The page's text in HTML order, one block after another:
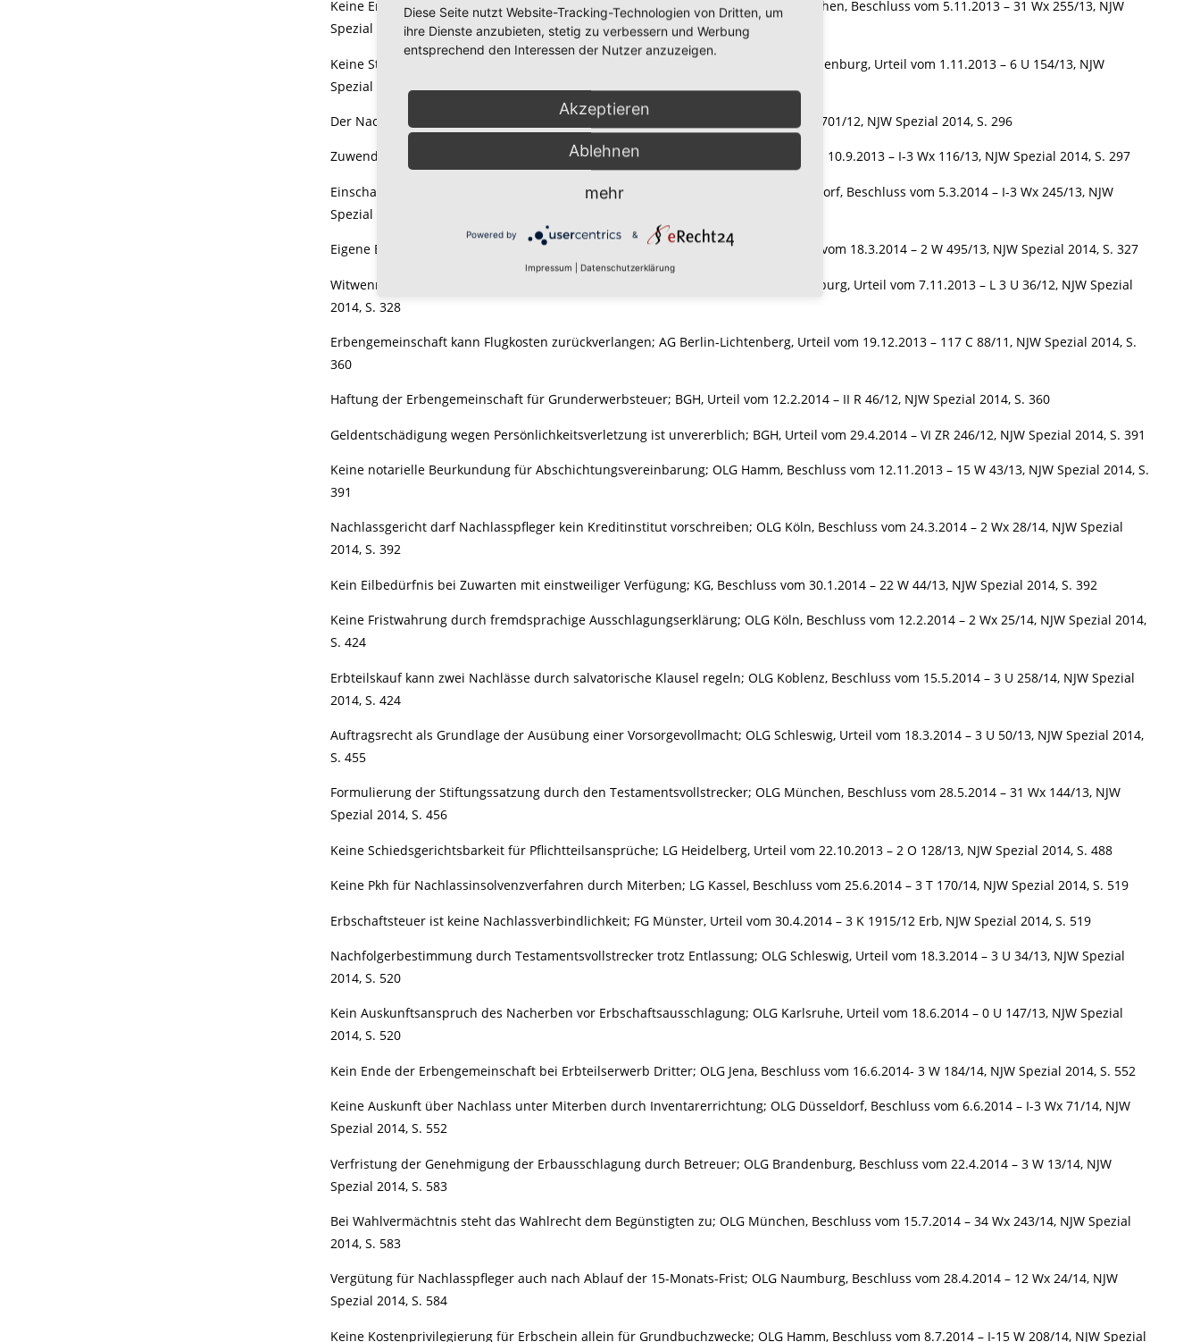
Keine Ersatzerbschaft bei Vorversterben des „Letztwilligen Belohnten"; OLG München, Beschluss vom 5.11.2013 – 31 Wx 255/13, NJW
Spezial 2014, S. 263
Keine Strafrechtsentschädigung für Dritte bei Tod des Freigesprochenen; OLG Oldenburg, Urteil vom 1.11.2013 – 6 U 154/13, NJW
Spezial 2014, S. 264
Der Nachlassgläubiger als Hellseher; AG Sonthofen, Beschluss vom 20.8.2013 – VI 701/12, NJW Spezial 2014, S. 296
Zuwendung von „Hab und Gut" als Erbeinsetzung; OLG Düsseldorf, Beschluss vom 10.9.2013 – I-3 Wx 116/13, NJW Spezial 2014, S. 297
Einschaltung eines Erbenermittlers senkt Nachlasspflegervergütung; OLG Düsseldorf, Beschluss vom 5.3.2014 – I-3 Wx 245/13, NJW
Spezial 2014, S. 297
Eigene Ermittlungen des Notars für Nachlassverzeichnis, OLG Koblenz, Beschluss vom 18.3.2014 – 2 W 495/13, NJW Spezial 2014, S. 327
Witwenrente und Sterbegeld auch bei Tod durch Sterbehilfe; LSG Berlin-Brandenburg, Urteil vom 7.11.2013 – L 3 U 36/12, NJW Spezial
2014, S. 328
Erbengemeinschaft kann Flugkosten zurückverlangen; AG Berlin-Lichtenberg, Urteil vom 19.12.2013 – 117 C 88/11, NJW Spezial 2014, S.
360
Haftung der Erbengemeinschaft für Grunderwerbsteuer; BGH, Urteil vom 12.2.2014 – II R 46/12, NJW Spezial 2014, S. 360
Geldentschädigung wegen Persönlichkeitsverletzung ist unvererblich; BGH, Urteil vom 29.4.2014 – VI ZR 246/12, NJW Spezial 2014, S. 391
Keine notarielle Beurkundung für Abschichtungsvereinbarung; OLG Hamm, Beschluss vom 12.11.2013 – 15 W 43/13, NJW Spezial 2014, S.
391
Nachlassgericht darf Nachlasspfleger kein Kreditinstitut vorschreiben; OLG Köln, Beschluss vom 24.3.2014 – 2 Wx 28/14, NJW Spezial
2014, S. 392
Kein Eilbedürfnis bei Zuwarten mit einstweiliger Verfügung; KG, Beschluss vom 30.1.2014 – 22 W 44/13, NJW Spezial 2014, S. 392
Keine Fristwahrung durch fremdsprachige Ausschlagungserklärung; OLG Köln, Beschluss vom 12.2.2014 – 2 Wx 25/14, NJW Spezial 2014,
S. 424
Erbteilskauf kann zwei Nachlässe durch salvatorische Klausel regeln; OLG Koblenz, Beschluss vom 15.5.2014 – 3 U 258/14, NJW Spezial
2014, S. 424
Auftragsrecht als Grundlage der Ausübung einer Vorsorgevollmacht; OLG Schleswig, Urteil vom 18.3.2014 – 3 U 50/13, NJW Spezial 2014,
S. 455
Formulierung der Stiftungssatzung durch den Testamentsvollstrecker; OLG München, Beschluss vom 28.5.2014 – 31 Wx 144/13, NJW
Spezial 2014, S. 456
Keine Schiedsgerichtsbarkeit für Pflichtteilsansprüche; LG Heidelberg, Urteil vom 22.10.2013 – 2 O 128/13, NJW Spezial 2014, S. 488
Keine Pkh für Nachlassinsolvenzverfahren durch Miterben; LG Kassel, Beschluss vom 25.6.2014 – 3 T 170/14, NJW Spezial 2014, S. 519
Erbschaftsteuer ist keine Nachlassverbindlichkeit; FG Münster, Urteil vom 30.4.2014 – 3 K 1915/12 Erb, NJW Spezial 2014, S. 519
Nachfolgerbestimmung durch Testamentsvollstrecker trotz Entlassung; OLG Schleswig, Urteil vom 18.3.2014 – 3 U 34/13, NJW Spezial
2014, S. 520
Kein Auskunftsanspruch des Nacherben vor Erbschaftsausschlagung; OLG Karlsruhe, Urteil vom 18.6.2014 – 0 U 147/13, NJW Spezial
2014, S. 520
Kein Ende der Erbengemeinschaft bei Erbteilserwerb Dritter; OLG Jena, Beschluss vom 16.6.2014- 3 W 184/14, NJW Spezial 2014, S. 552
Keine Auskunft über Nachlass unter Miterben durch Inventarerrichtung; OLG Düsseldorf, Beschluss vom 6.6.2014 – I-3 Wx 71/14, NJW
Spezial 2014, S. 552
Verfristung der Genehmigung der Erbausschlagung durch Betreuer; OLG Brandenburg, Beschluss vom 22.4.2014 – 3 W 13/14, NJW
Spezial 2014, S. 583
Bei Wahlvermächtnis steht das Wahlrecht dem Begünstigten zu; OLG München, Beschluss vom 15.7.2014 – 34 Wx 243/14, NJW Spezial
2014, S. 583
Vergütung für Nachlasspfleger auch nach Ablauf der 15-Monats-Frist; OLG Naumburg, Beschluss vom 28.4.2014 – 12 Wx 24/14, NJW
Spezial 2014, S. 584
Keine Kostenprivilegierung für Erbschein allein für Grundbuchzwecke; OLG Hamm, Beschluss vom 8.7.2014 – I-15 W 208/14, NJW Spezial
Diese Seite nutzt Website-Tracking-Technologien von Dritten, um
ihre Dienste anzubieten, stetig zu verbessern und Werbung
entsprechend den Interessen der Nutzer anzuzeigen.
Akzeptieren
Ablehnen
mehr
Powered by &
Impressum Datenschutzerklärung